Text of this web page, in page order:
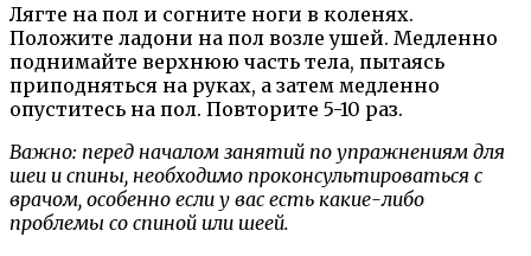
Лягте на пол и согните ноги в коленях.
Положите ладони на пол возле ушей. Медленно
поднимайте верхнюю часть тела, пытаясь
приподняться на руках, а затем медленно
опуститесь на пол. Повторите 5-10 раз.
Важно: перед началом занятий по упражнениям для
шеи и спины, необходимо проконсультироваться с
врачом, особенно если у вас есть какие-либо
проблемы со спиной или шеей.